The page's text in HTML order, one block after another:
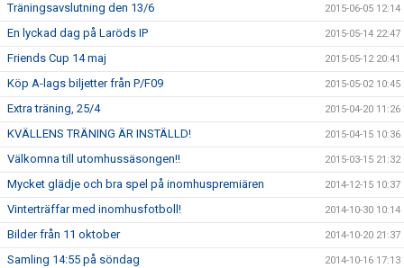
Träningsavslutning den 13/6 2015-06-05 12:14
En lyckad dag på Laröds IP 2015-05-14 22:47
Friends Cup 14 maj 2015-05-12 20:41
Köp A-lags biljetter från P/F09 2015-05-02 10:45
Extra träning, 25/4 2015-04-20 11:26
KVÄLLENS TRÄNING ÄR INSTÄLLD! 2015-04-15 10:36
Välkomna till utomhussäsongen!! 2015-03-15 21:32
Mycket glädje och bra spel på inomhuspremiären 2014-12-15 10:37
Vinterträffar med inomhusfotboll! 2014-10-30 10:14
Bilder från 11 oktober 2014-10-20 21:37
Samling 14:55 på söndag 2014-10-16 17:13